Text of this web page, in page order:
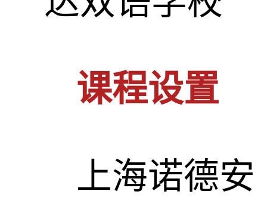
课程设置
上海诺德安